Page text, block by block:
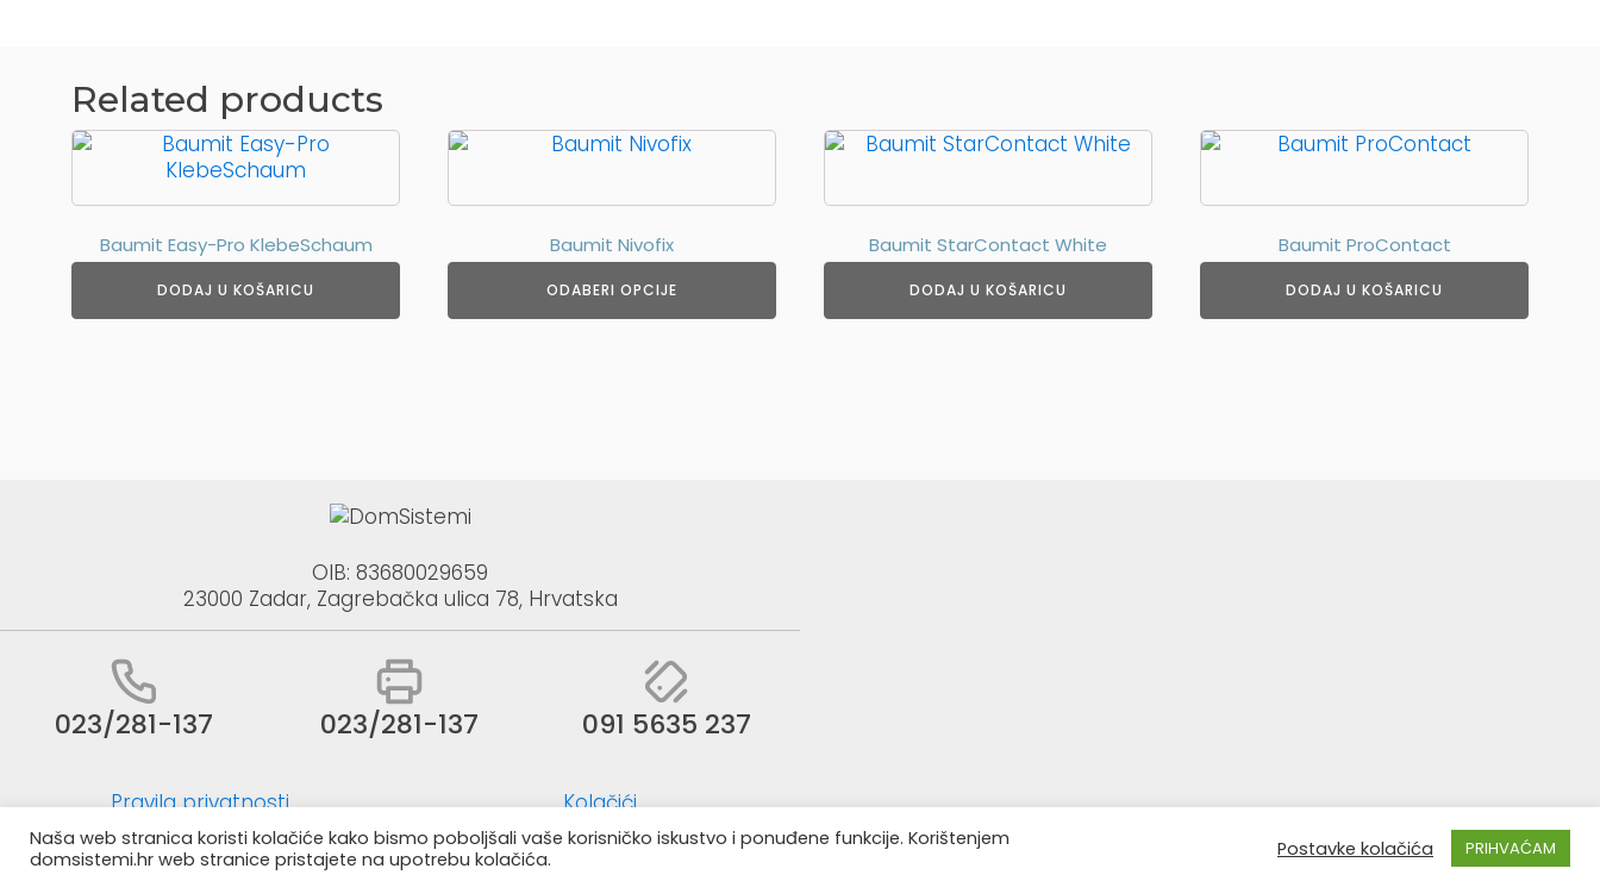
Related products
Baumit Easy-Pro KlebeSchaum
DODAJ U KOŠARICU
Baumit Nivofix
ODABERI OPCIJE
Ovaj
Opcije
mogu
Baumit StarContact White
DODAJ U KOŠARICU
Baumit ProContact
DODAJ U KOŠARICU
OIB: 83680029659
23000 Zadar, Zagrebačka ulica 78, Hrvatska
023/281-137 023/281-137 091 5635 237
Pravila privatnosti
Kolačići
With ❤ byWebBox
Naša web stranica koristi kolačiće kako bismo poboljšali vaše korisničko iskustvo i ponuđene funkcije. Korištenjem
domsistemi.hr web stranice pristajete na upotrebu kolačića.
Postavke kolačića PRIHVAĆAM